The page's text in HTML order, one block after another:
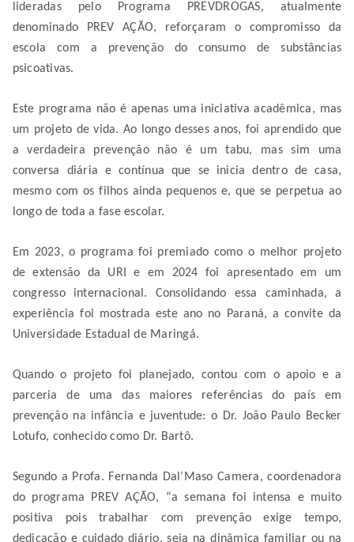
lideradas pelo Programa PREVDROGAS, atualmente
denominado PREV AÇÃO, reforçaram o compromisso da
escola com a prevenção do consumo de substâncias
psicoativas.
Este programa não é apenas uma iniciativa acadêmica, mas
um projeto de vida. Ao longo desses anos, foi aprendido que
a verdadeira prevenção não é um tabu, mas sim uma
conversa diária e contínua que se inicia dentro de casa,
mesmo com os filhos ainda pequenos e, que se perpetua ao
longo de toda a fase escolar.
Em 2023, o programa foi premiado como o melhor projeto
de extensão da URI e em 2024 foi apresentado em um
congresso internacional. Consolidando essa caminhada, a
experiência foi mostrada este ano no Paraná, a convite da
Universidade Estadual de Maringá.
Quando o projeto foi planejado, contou com o apoio e a
parceria de uma das maiores referências do país em
prevenção na infância e juventude: o Dr. João Paulo Becker
Lotufo, conhecido como Dr. Bartô.
Segundo a Profa. Fernanda Dal’Maso Camera, coordenadora
do programa PREV AÇÃO, “a semana foi intensa e muito
positiva pois trabalhar com prevenção exige tempo,
dedicação e cuidado diário, seja na dinâmica familiar ou na